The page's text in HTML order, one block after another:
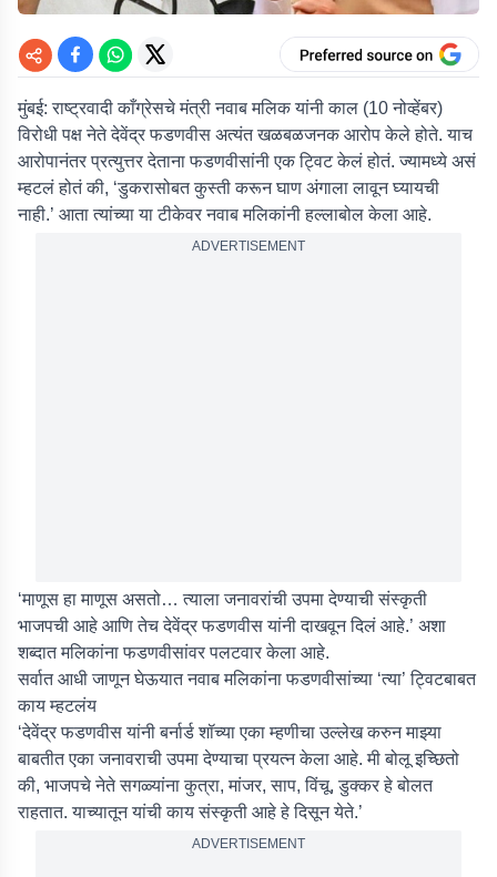
मुंबई:राष्ट्रवादी काँग्रेसचे मंत्री नवाब मलिक यांनी काल (10 नोव्हेंबर)
विरोधी पक्ष नेते देवेंद्र फडणवीस अत्यंत खळबळजनक आरोप केले होते. याच
आरोपानंतर प्रत्युत्तर देताना फडणवीसांनी एक ट्विट केलं होतं. ज्यामध्ये असं
म्हटलं होतं की, ‘डुकरासोबत कुस्ती करून घाण अंगाला लावून घ्यायची
नाही.’ आता त्यांच्या या टीकेवर नवाब मलिकांनी हल्लाबोल केला आहे.
ADVERTISEMENT
‘माणूस हा माणूस असतो… त्याला जनावरांची उपमा देण्याची संस्कृती
भाजपची आहे आणि तेच देवेंद्र फडणवीस यांनी दाखवून दिलं आहे.’ अशा
शब्दात मलिकांना फडणवीसांवर पलटवार केला आहे.
सर्वात आधी जाणून घेऊयात नवाब मलिकांना फडणवीसांच्या ‘त्या’ ट्विटबाबत
काय म्हटलंय
‘देवेंद्र फडणवीस यांनी बर्नार्ड शॉच्या एका म्हणीचा उल्लेख करुन माझ्या
बाबतीत एका जनावराची उपमा देण्याचा प्रयत्न केला आहे. मी बोलू इच्छितो
की, भाजपचे नेते सगळ्यांना कुत्रा, मांजर, साप, विंचू, डुक्कर हे बोलत
राहतात. याच्यातून यांची काय संस्कृती आहे हे दिसून येते.’
ADVERTISEMENT